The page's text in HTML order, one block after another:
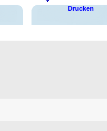
Drucken